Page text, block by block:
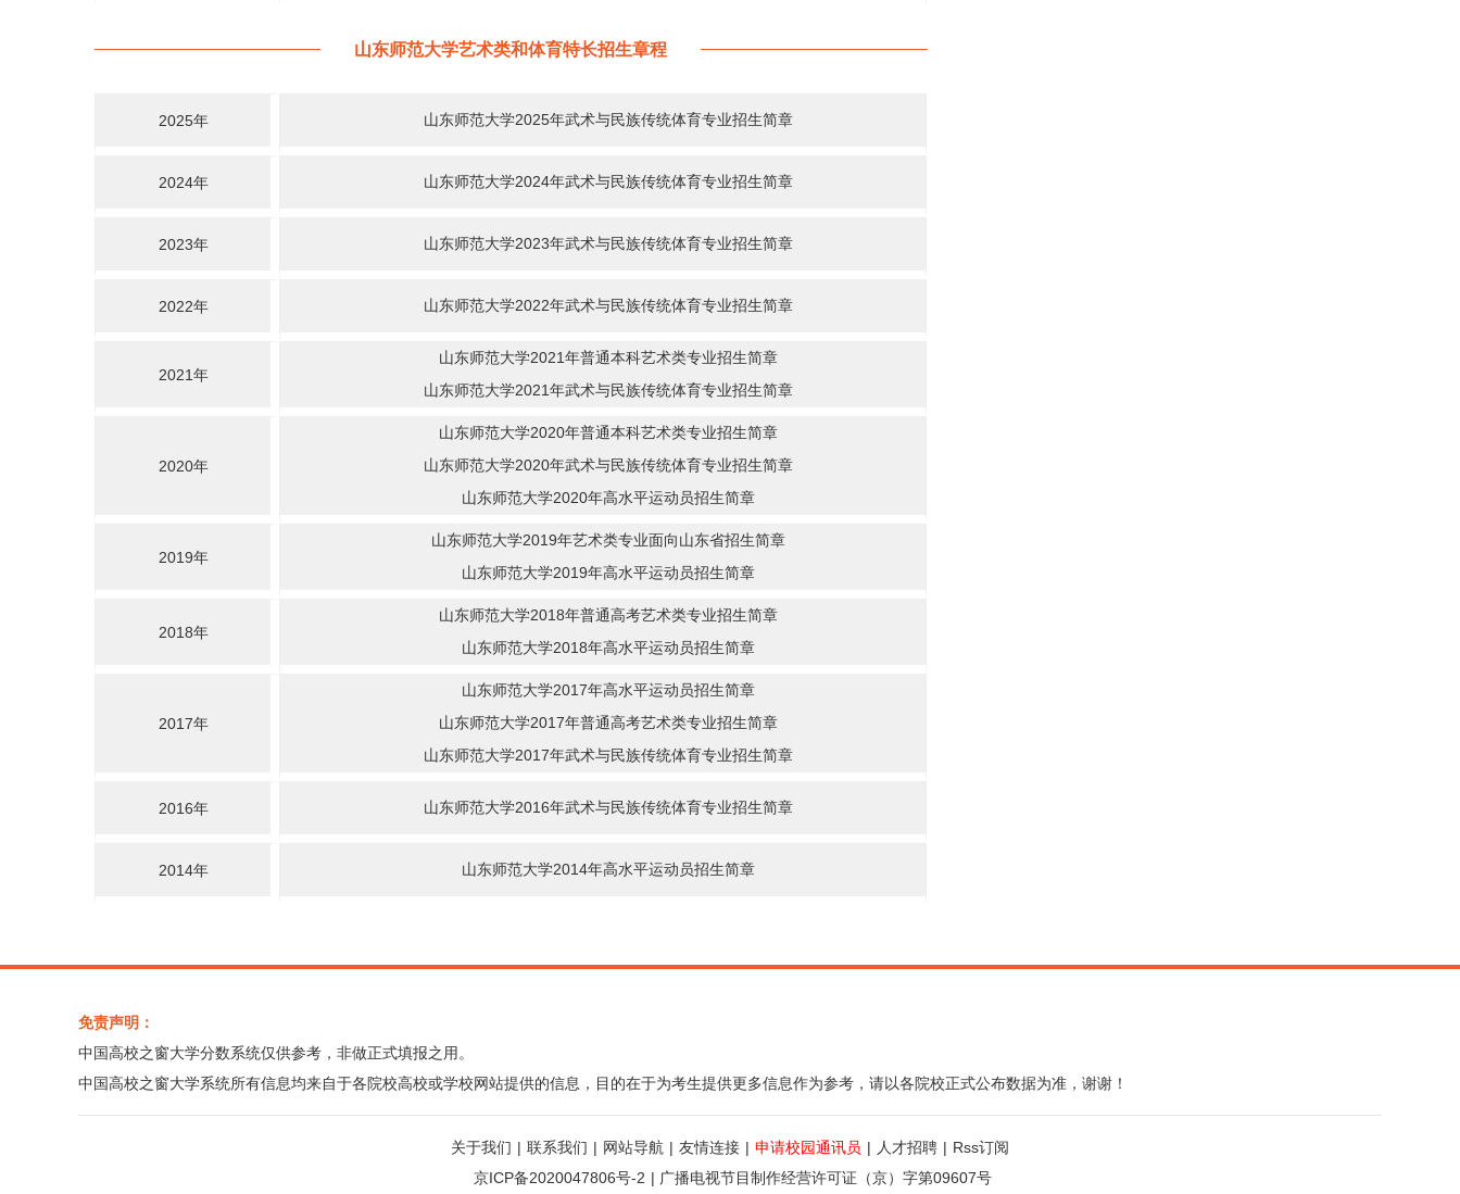
山东师范大学艺术类和体育特长招生章程
2025年 山东师范大学2025年武术与民族传统体育专业招生简章
2024年 山东师范大学2024年武术与民族传统体育专业招生简章
2023年 山东师范大学2023年武术与民族传统体育专业招生简章
2022年 山东师范大学2022年武术与民族传统体育专业招生简章
2021年
山东师范大学2021年普通本科艺术类专业招生简章
山东师范大学2021年武术与民族传统体育专业招生简章
2020年
山东师范大学2020年普通本科艺术类专业招生简章
山东师范大学2020年武术与民族传统体育专业招生简章
山东师范大学2020年高水平运动员招生简章
2019年
山东师范大学2019年艺术类专业面向山东省招生简章
山东师范大学2019年高水平运动员招生简章
2018年
山东师范大学2018年普通高考艺术类专业招生简章
山东师范大学2018年高水平运动员招生简章
2017年
山东师范大学2017年高水平运动员招生简章
山东师范大学2017年普通高考艺术类专业招生简章
山东师范大学2017年武术与民族传统体育专业招生简章
2016年 山东师范大学2016年武术与民族传统体育专业招生简章
2014年 山东师范大学2014年高水平运动员招生简章
免责声明：
中国高校之窗大学分数系统仅供参考，非做正式填报之用。
中国高校之窗大学系统所有信息均来自于各院校高校或学校网站提供的信息，目的在于为考生提供更多信息作为参考，请以各院校正式公布数据为准，谢谢！
关于我们 | 联系我们 | 网站导航 | 友情连接 | 申请校园通讯员 | 人才招聘 | Rss订阅
京ICP备2020047806号-2 | 广播电视节目制作经营许可证（京）字第09607号